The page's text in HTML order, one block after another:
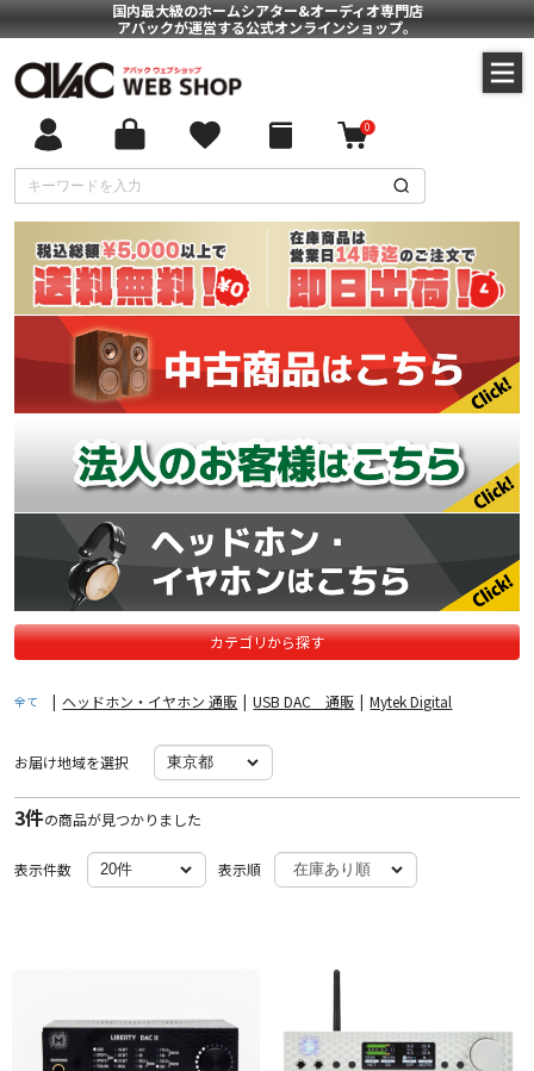
国内最大級のホームシアター&オーディオ専門店
アバックが運営する公式オンラインショップ。
0
カテゴリから探す
全て | ヘッドホン・イヤホン 通販 | USB DAC 通販 | Mytek Digital
お届け地域を選択
3件の商品が見つかりました
表示件数 表示順